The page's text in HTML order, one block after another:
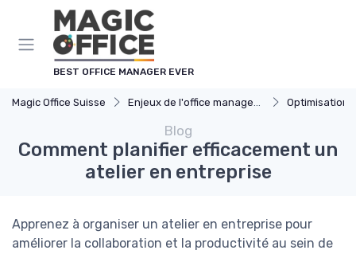
BEST OFFICE MANAGER EVER
Magic Office Suisse Enjeux de l'office management Optimisation
Blog
Comment planifier efficacement un
atelier en entreprise
Apprenez à organiser un atelier en entreprise pour
améliorer la collaboration et la productivité au sein de
Panneau de gestion des cookies